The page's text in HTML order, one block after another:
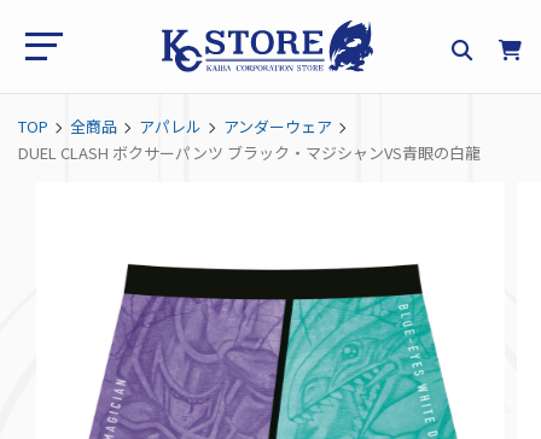
TOP 全商品 アパレル
アンダーウェア
DUEL CLASH ボクサーパンツ ブラック・マジシャンVS青眼の白龍